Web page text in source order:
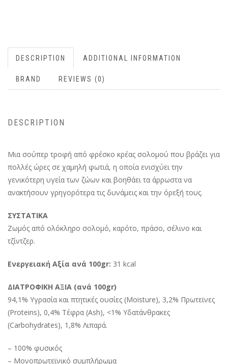
DESCRIPTION ADDITIONAL INFORMATION
BRAND REVIEWS (0)
DESCRIPTION
Μια σούπερ τροφή από φρέσκο κρέας σολομού που βράζει για
πολλές ώρες σε χαμηλή φωτιά, η οποία ενισχύει την
γενικότερη υγεία των ζώων και βοηθάει τα άρρωστα να
ανακτήσουν γρηγορότερα τις δυνάμεις και την όρεξή τους.
ΣΥΣΤΑΤΙΚΑ
Ζωμός από ολόκληρο σολομό, καρότο, πράσο, σέλινο και
τζίντζερ.
Ενεργειακή Αξία ανά 100gr: 31 kcal
ΔΙΑΤΡΟΦΙKH ΑΞIΑ (ανά 100gr)
94,1% Υγρασία και πτητικές ουσίες (Moisture), 3,2% Πρωτεϊνες
(Proteins), 0,4% Τέφρα (Ash), <1% Υδατάνθρακες
(Carbohydrates), 1,8% Λιπαρά.
– 100% φυσικός
– Μονοπρωτεϊνικό συμπλήρωμα